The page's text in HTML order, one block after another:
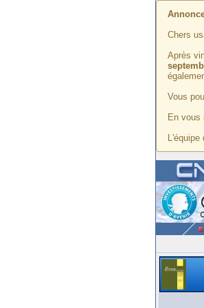
Chers
Après
Vous
En vous
L'équipe